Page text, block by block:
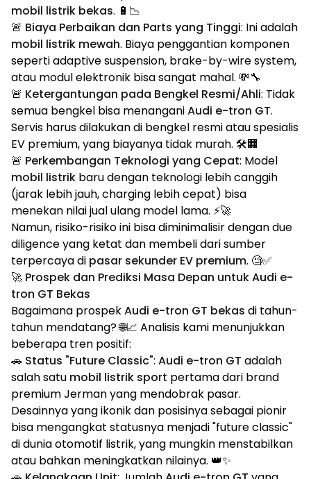
mobil listrik bekas. 🔋📉
🚨 Biaya Perbaikan dan Parts yang Tinggi: Ini adalah
mobil listrik mewah. Biaya penggantian komponen
seperti adaptive suspension, brake-by-wire system,
atau modul elektronik bisa sangat mahal. 💸🔧
🚨 Ketergantungan pada Bengkel Resmi/Ahli: Tidak
semua bengkel bisa menanganiAudi e-tron GT.
Servis harus dilakukan di bengkel resmi atau spesialis
EV premium, yang biayanya tidak murah. 🛠️🏢
🚨 Perkembangan Teknologi yang Cepat: Model
mobil listrik baru dengan teknologi lebih canggih
(jarak lebih jauh, charging lebih cepat) bisa
menekan nilai jual ulang model lama. ⚡🚀
Namun, risiko-risiko ini bisa diminimalisir dengan due
diligence yang ketat dan membeli dari sumber
terpercaya di pasar sekunder EV premium. 🧐✅
🚀 Prospek dan Prediksi Masa Depan untuk Audi e-
tron GT Bekas
Bagaimana prospekAudi e-tron GT bekas di tahun-
tahun mendatang? 🌐📈 Analisis kami menunjukkan
beberapa tren positif:
🚗 Status "Future Classic": Audi e-tron GT adalah
salah satu mobil listrik sport pertama dari brand
premium Jerman yang mendobrak pasar.
Desainnya yang ikonik dan posisinya sebagai pionir
bisa mengangkat statusnya menjadi "future classic"
di dunia otomotif listrik, yang mungkin menstabilkan
atau bahkan meningkatkan nilainya. 👑✨